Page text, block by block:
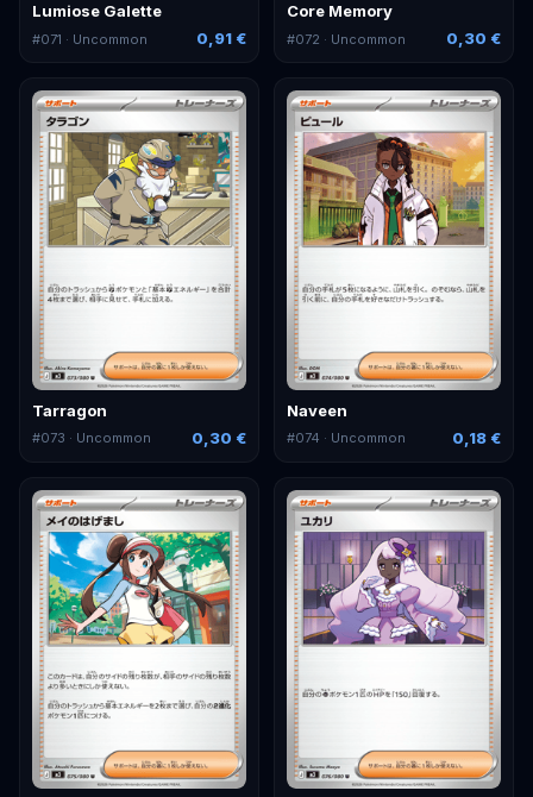
Lumiose Galette
#071 · Uncommon 0,91 €
Core Memory
#072 · Uncommon 0,30 €
Tarragon
#073 · Uncommon 0,30 €
Naveen
#074 · Uncommon 0,18 €